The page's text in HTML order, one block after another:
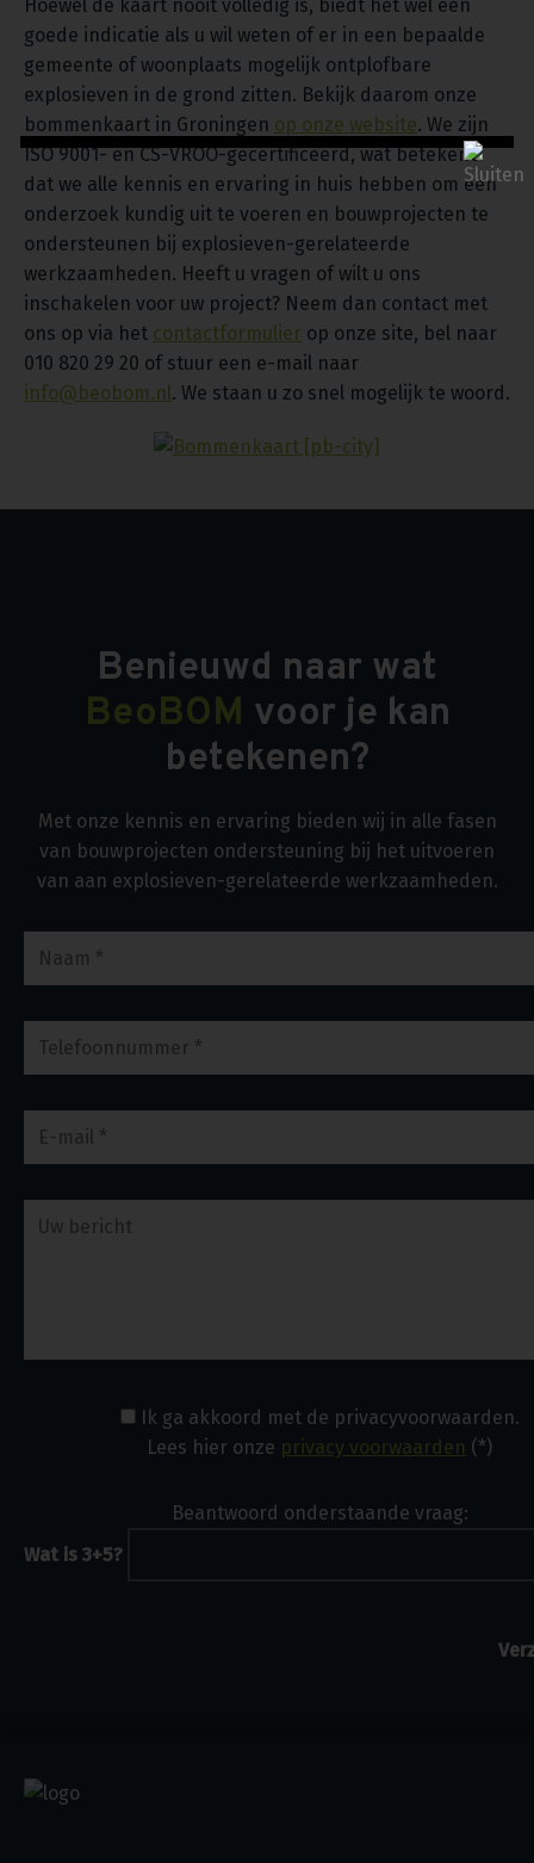
Hoewel de kaart nooit volledig is, biedt het wel een
goede indicatie als u wil weten of er in een bepaalde
gemeente of woonplaats mogelijk ontplofbare
explosieven in de grond zitten. Bekijk daarom onze
bommenkaart in Groningen op onze website. We zijn
ISO 9001- en CS-VROO-gecertificeerd, wat betekent
dat we alle kennis en ervaring in huis hebben om een
onderzoek kundig uit te voeren en bouwprojecten te
ondersteunen bij explosieven-gerelateerde
werkzaamheden. Heeft u vragen of wilt u ons
inschakelen voor uw project? Neem dan contact met
ons op via het contactformulier op onze site, bel naar
010 820 29 20 of stuur een e-mail naar
info@beobom.nl. We staan u zo snel mogelijk te woord.
Benieuwd naar wat
BeoBOM voor je kan
betekenen?
Met onze kennis en ervaring bieden wij in alle fasen
van bouwprojecten ondersteuning bij het uitvoeren
van aan explosieven-gerelateerde werkzaamheden.
Ik ga akkoord met de privacyvoorwaarden.
Lees hier onze privacy voorwaarden (*)
Beantwoord onderstaande vraag:
Wat is 3+5?